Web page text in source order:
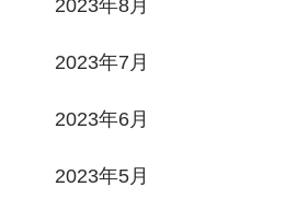
2023年8月
2023年7月
2023年6月
2023年5月